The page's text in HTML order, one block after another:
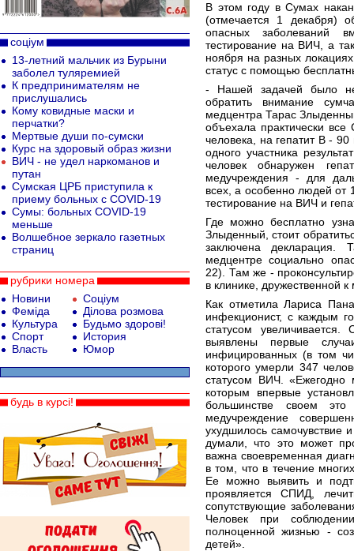
В этом году в Сумах
(отмечается 1 декабря)
опасных
тестирование на ВИЧ, а
ноября на разных
статус с помощью
- Нашей задачей было
обратить внимание
медцентра Тарас
объехала практически
человека, на гепатит В -
одного участника
человек обнаружен
медучреждения - для
всех, а особенно людей от
тестирование на ВИЧ и
Где можно бесплатно
Злыденный, стоит
заключена декларация.
медцентре социально
22). Там же -
в клинике, дружественной
Как отметила Лариса
инфекционист, с каждым
статусом
выявлены первые
инфицированных (в том
которого умерли 347
статусом ВИЧ.
которым впервые
большинстве своем
медучреждение
ухудшилось самочувствие
думали, что это может
важна своевременная
в том, что в течение
Ее можно выявить и
проявляется СПИД,
сопутствующие
Человек при
полноценной жизнью -
детей».
соціум
13-летний мальчик из Бурыни
заболел туляремией
К предпринимателям не
прислушались
Кому ковидные маски и
перчатки?
Мертвые души по-сумски
Курс на здоровый образ жизни
ВИЧ - не удел наркоманов и
путан
Сумская ЦРБ приступила к
приему больных с COVID-19
Сумы: больных COVID-19
меньше
Волшебное зеркало газетных
страниц
рубрики номера
Новини
Феміда
Культура
Спорт
Власть
Соціум
Ділова розмова
Будьмо здорові!
История
Юмор
будь в курсі!